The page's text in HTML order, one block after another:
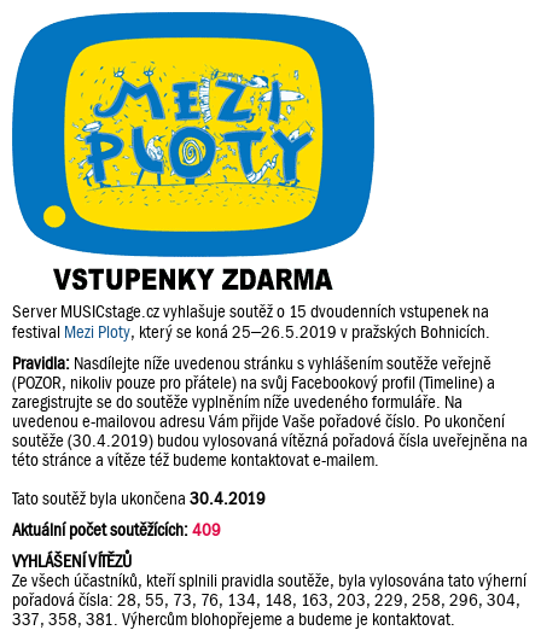
Server MUSICstage.cz vyhlašuje soutěž o 15 dvoudenních vstupenek na
festival Mezi Ploty, který se koná 25–26.5.2019 v pražských Bohnicích.
Pravidla: Nasdílejte níže uvedenou stránku s vyhlášením soutěže veřejně
(POZOR, nikoliv pouze pro přátele) na svůj Facebookový profil (Timeline) a
zaregistrujte se do soutěže vyplněním níže uvedeného formuláře. Na
uvedenou e-mailovou adresu Vám přijde Vaše pořadové číslo. Po ukončení
soutěže (30.4.2019) budou vylosovaná vítězná pořadová čísla uveřejněna na
této stránce a vítěze též budeme kontaktovat e-mailem.
Tato soutěž byla ukončena 30.4.2019
Aktuální počet soutěžících:409
VYHLÁŠENÍ VÍTĚZŮ
Ze všech účastníků, kteří splnili pravidla soutěže, byla vylosována tato výherní
pořadová čísla: 28, 55, 73, 76, 134, 148, 163, 203, 229, 258, 296, 304,
337, 358, 381. Výhercům blohopřejeme a budeme je kontaktovat.